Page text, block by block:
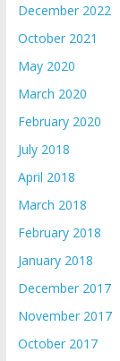
December 2022
October 2021
May 2020
March 2020
February 2020
July 2018
April 2018
March 2018
February 2018
January 2018
December 2017
November 2017
October 2017